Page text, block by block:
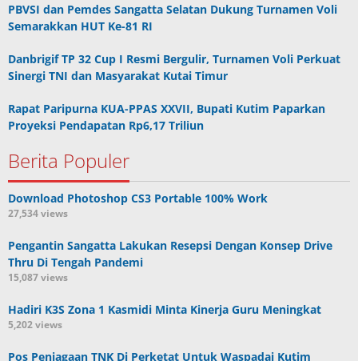
PBVSI dan Pemdes Sangatta Selatan Dukung Turnamen Voli
Semarakkan HUT Ke-81 RI
Danbrigif TP 32 Cup I Resmi Bergulir, Turnamen Voli Perkuat
Sinergi TNI dan Masyarakat Kutai Timur
Rapat Paripurna KUA-PPAS XXVII, Bupati Kutim Paparkan
Proyeksi Pendapatan Rp6,17 Triliun
Berita Populer
Download Photoshop CS3 Portable 100% Work
27,534 views
Pengantin Sangatta Lakukan Resepsi Dengan Konsep Drive
Thru Di Tengah Pandemi
15,087 views
Hadiri K3S Zona 1 Kasmidi Minta Kinerja Guru Meningkat
5,202 views
Pos Penjagaan TNK Di Perketat Untuk Waspadai Kutim